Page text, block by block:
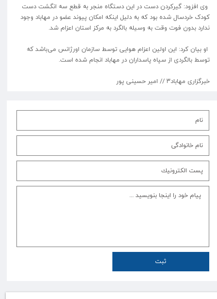
وی افزود: گیرکردن دست در این دستگاه منجر به قطع سه انگشت دست
کودک خردسال شده بود که به دلیل اینکه امکان پیوند عضو در مهاباد وجود
ندارد بدون فوت وقت به وسیله بالگرد به مرکز استان اعزام شد.
او بیان کرد: این اولین اعزام هوایی توسط سازمان اورژانس می‌باشد که
توسط بالگردی از سپاه پاسداران در مهاباد انجام شده است.
خبرگزاری مهاباد۳ // امیر حسینی پور
ثبت